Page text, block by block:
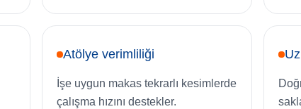
Atölye verimliliği
İşe uygun makas tekrarlı kesimlerde
çalışma hızını destekler.